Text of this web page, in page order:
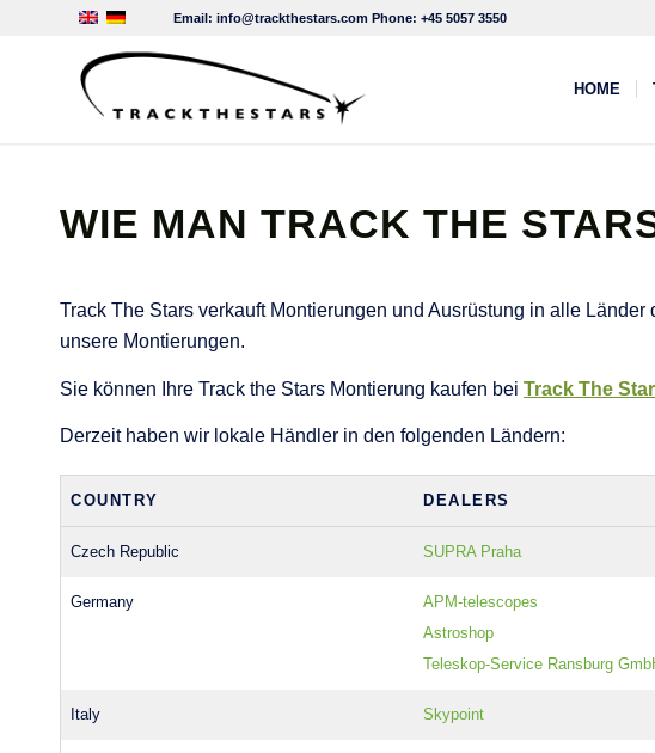
Email: info@trackthestars.com Phone: +45 5057 3550
HOME
WIE MAN TRACK THE
Track The Stars verkauft Montierungen und Ausrüstung in alle
unsere Montierungen.
Sie können Ihre Track the Stars Montierung kaufen bei Track The
Derzeit haben wir lokale Händler in den folgenden Ländern:
COUNTRY DEALERS
Czech Republic SUPRA Praha
Germany
APM-telescopes
Astroshop
Teleskop-Service Ransburg
Italy Skypoint